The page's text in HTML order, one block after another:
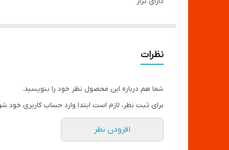
قابلیت تک پایه شدن
نظرات
شما هم درباره این محصول نظر خود را بنویسید.
برای ثبت نظر، لازم است ابتدا وارد حساب کاربری خود
افزودن نظر